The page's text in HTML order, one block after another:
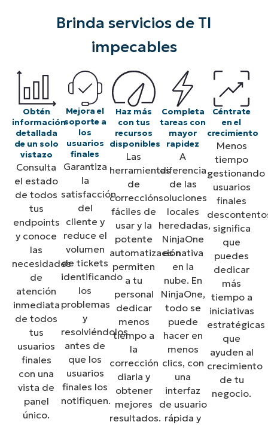
Brinda servicios de TI
impecables
Obtén
información
detallada
de un solo
vistazo​
Consulta
el estado
de todos
tus
endpoints
y conoce
las
necesidades
de
atención
inmediata
de todos
tus
usuarios
finales
con una
vista de
panel
único.
Mejora el
soporte a
los
usuarios
finales
Garantiza
la
satisfacción
del
cliente y
reduce el
volumen
de tickets
identificando
los
problemas
y
resolviéndolos
antes de
que los
usuarios
finales los
notifiquen.
Haz más
con tus
recursos
disponibles
Las
herramientas
de
corrección
fáciles de
usar y la
potente
automatización
permiten
a tu
personal
dedicar
menos
tiempo a
la
corrección
diaria y
obtener
mejores
resultados.
Completa
tareas con
mayor
rapidez
A
diferencia
de las
soluciones
locales
heredadas,
NinjaOne
es nativa
en la
nube. En
NinjaOne,
todo se
puede
hacer en
menos
clics, con
una
interfaz
de usuario
rápida y
Céntrate
en el
crecimiento
Menos
tiempo
gestionando
usuarios
finales
significa
que
puedes
dedicar
más
tiempo a
iniciativas
estratégicas
que
ayuden al
crecimiento
de tu
negocio.